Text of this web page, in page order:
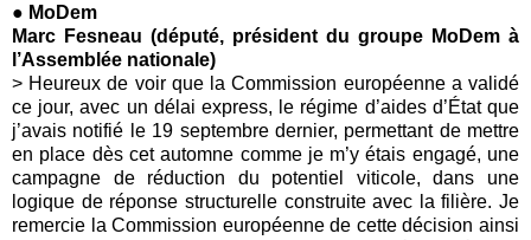
● MoDem
Marc Fesneau (député, président du groupe MoDem à
l’Assemblée nationale)
> Heureux de voir que la Commission européenne a validé
ce jour, avec un délai express, le régime d’aides d’État que
j’avais notifié le 19 septembre dernier, permettant de mettre
en place dès cet automne comme je m’y étais engagé, une
campagne de réduction du potentiel viticole, dans une
logique de réponse structurelle construite avec la filière. Je
remercie la Commission européenne de cette décision ainsi